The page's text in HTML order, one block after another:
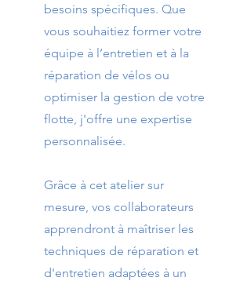
besoins spécifiques. Que
vous souhaitiez former votre
équipe à l’entretien et à la
réparation de vélos ou
optimiser la gestion de votre
flotte, j'offre une expertise
personnalisée.
Grâce à cet atelier sur
mesure, vos collaborateurs
apprendront à maîtriser les
techniques de réparation et
d'entretien adaptées à un